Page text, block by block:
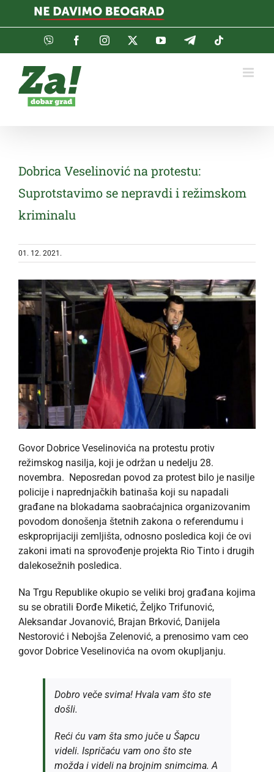
Viber FacebookInstagramTwitterYouTubeTelegram
Dobrica Veselinović na protestu:
Suprotstavimo se nepravdi i režimskom
kriminalu
01. 12. 2021.
Govor Dobrice Veselinovića na protestu protiv
režimskog nasilja, koji je održan u nedelju 28.
novembra. Neposredan povod za protest bilo je nasilje
policije i naprednjačkih batinaša koji su napadali
građane na blokadama saobraćajnica organizovanim
povodom donošenja štetnih zakona o referendumu i
eskproprijaciji zemljišta, odnosno posledica koji će ovi
zakoni imati na sprovođenje projekta Rio Tinto i drugih
dalekosežnih posledica.
Na Trgu Republike okupio se veliki broj građana kojima
su se obratili Đorđe Miketić, Željko Trifunović,
Aleksandar Jovanović, Brajan Brković, Danijela
Nestorović i Nebojša Zelenović, a prenosimo vam ceo
govor Dobrice Veselinovića na ovom okupljanju.
Dobro veče svima! Hvala vam što ste
došli.
Reći ću vam šta smo juče u Šapcu
videli. Ispričaću vam ono što ste
možda i videli na brojnim snimcima. A